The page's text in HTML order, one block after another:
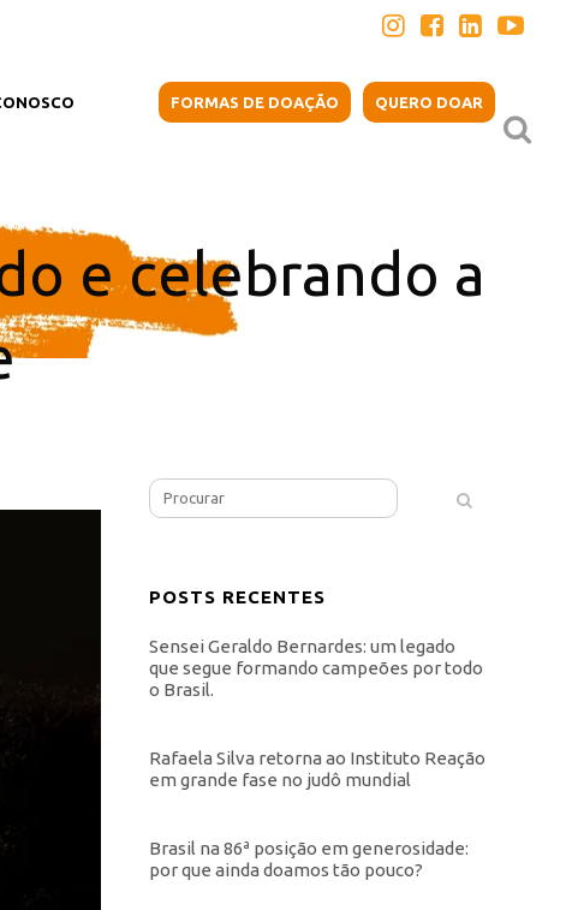
QUERO DOAR
FORMAS DE DOAÇÃO
e celebrando a
POSTS RECENTES
Sensei Geraldo Bernardes: um legado
que segue formando campeões por todo
o Brasil.
Rafaela Silva retorna ao Instituto Reação
em grande fase no judô mundial
Brasil na 86ª posição em generosidade:
por que ainda doamos tão pouco?